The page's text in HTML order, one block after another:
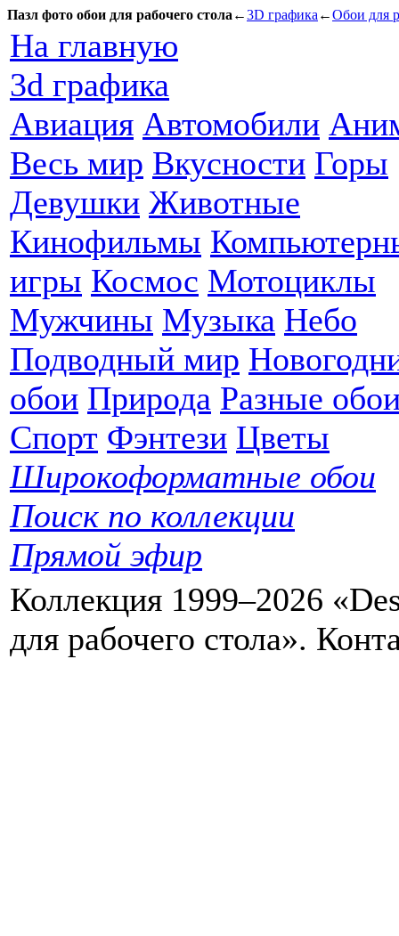
Пазл фото обои для рабочего стола ←3D графика ←Обои для
На главную
3d графика
Авиация Автомобили
Весь мир Вкусности Горы
Девушки Животные
Кинофильмы
игры Космос Мотоциклы
Мужчины Музыка Небо
Подводный мир
обои Природа Разные
Спорт Фэнтези Цветы
Широкоформатные обои
Поиск по коллекции
Прямой эфир
Коллекция 1999–2026
для рабочего стола».